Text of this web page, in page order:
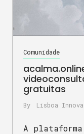
Comunidade
gratuitas
By Lisboa
A